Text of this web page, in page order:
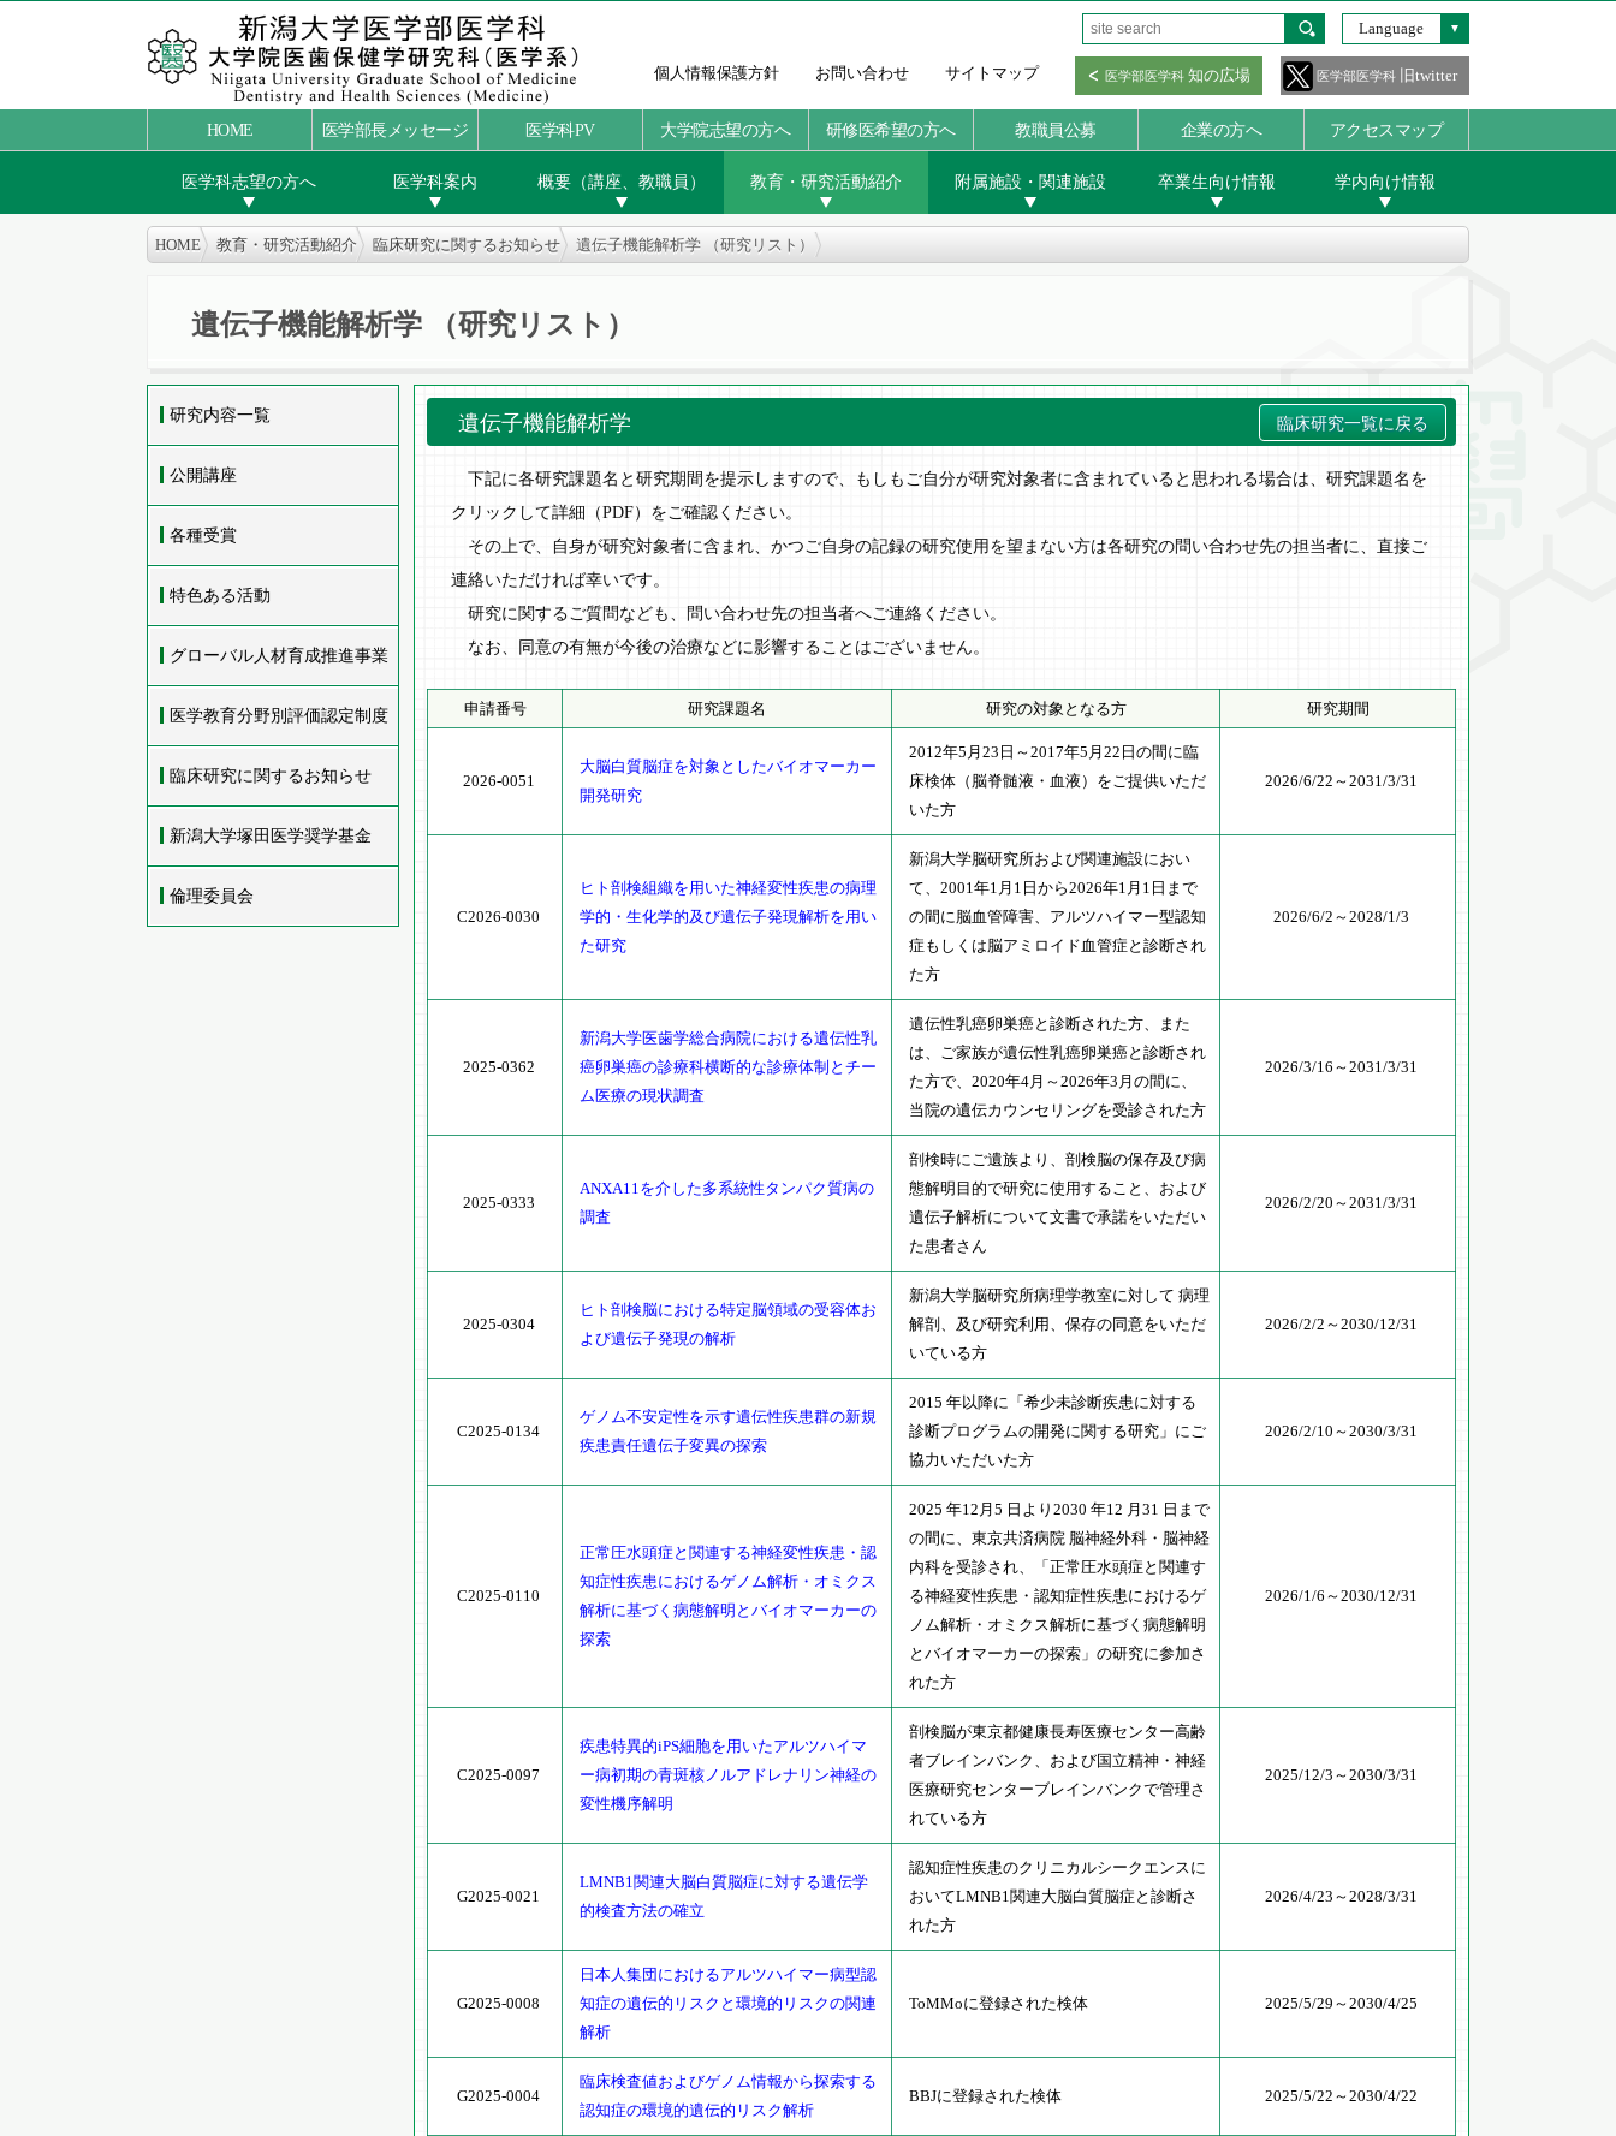
個人情報保護方針 お問い合わせ サイトマップ 医学部医学科 知の広場 医学部医学科 旧twitter
Language
HOME 医学部長メッセージ 医学科PV 大学院志望の方へ 研修医希望の方へ 教職員公募 企業の方へ アクセスマップ
医学科志望の方へ 医学科案内 概要（講座、教職員） 教育・研究活動紹介 附属施設・関連施設 卒業生向け情報 学内向け情報
HOME 教育・研究活動紹介 臨床研究に関するお知らせ 遺伝子機能解析学 （研究リスト）
遺伝子機能解析学 （研究リスト）
研究内容一覧
公開講座
各種受賞
特色ある活動
グローバル人材育成推進事業
医学教育分野別評価認定制度
臨床研究に関するお知らせ
新潟大学塚田医学奨学基金
倫理委員会
遺伝子機能解析学 臨床研究一覧に戻る
下記に各研究課題名と研究期間を提示しますので、もしもご自分が研究対象者に含まれていると思われる場合は、研究課題名を
クリックして詳細（PDF）をご確認ください。
その上で、自身が研究対象者に含まれ、かつご自身の記録の研究使用を望まない方は各研究の問い合わせ先の担当者に、直接ご
連絡いただければ幸いです。
研究に関するご質問なども、問い合わせ先の担当者へご連絡ください。
なお、同意の有無が今後の治療などに影響することはございません。
申請番号 研究課題名 研究の対象となる方 研究期間
2026-0051
大脳白質脳症を対象としたバイオマーカー
開発研究
2012年5月23日～2017年5月22日の間に臨
床検体（脳脊髄液・血液）をご提供いただ
いた方
2026/6/22～2031/3/31
C2026-0030
ヒト剖検組織を用いた神経変性疾患の病理
学的・生化学的及び遺伝子発現解析を用い
た研究
新潟大学脳研究所および関連施設におい
て、2001年1月1日から2026年1月1日まで
の間に脳血管障害、アルツハイマー型認知
症もしくは脳アミロイド血管症と診断され
た方
2026/6/2～2028/1/3
2025-0362
新潟大学医歯学総合病院における遺伝性乳
癌卵巣癌の診療科横断的な診療体制とチー
ム医療の現状調査
遺伝性乳癌卵巣癌と診断された方、また
は、ご家族が遺伝性乳癌卵巣癌と診断され
た方で、2020年4月～2026年3月の間に、
当院の遺伝カウンセリングを受診された方
2026/3/16～2031/3/31
2025-0333
ANXA11を介した多系統性タンパク質病の
調査
剖検時にご遺族より、剖検脳の保存及び病
態解明目的で研究に使用すること、および
遺伝子解析について文書で承諾をいただい
た患者さん
2026/2/20～2031/3/31
2025-0304
ヒト剖検脳における特定脳領域の受容体お
よび遺伝子発現の解析
新潟大学脳研究所病理学教室に対して 病理
解剖、及び研究利用、保存の同意をいただ
いている方
2026/2/2～2030/12/31
C2025-0134
ゲノム不安定性を示す遺伝性疾患群の新規
疾患責任遺伝子変異の探索
2015 年以降に「希少未診断疾患に対する
診断プログラムの開発に関する研究」にご
協力いただいた方
2026/2/10～2030/3/31
C2025-0110
正常圧水頭症と関連する神経変性疾患・認
知症性疾患におけるゲノム解析・オミクス
解析に基づく病態解明とバイオマーカーの
探索
2025 年12月5 日より2030 年12 月31 日まで
の間に、東京共済病院 脳神経外科・脳神経
内科を受診され、「正常圧水頭症と関連す
る神経変性疾患・認知症性疾患におけるゲ
ノム解析・オミクス解析に基づく病態解明
とバイオマーカーの探索」の研究に参加さ
れた方
2026/1/6～2030/12/31
C2025-0097
疾患特異的iPS細胞を用いたアルツハイマ
ー病初期の青斑核ノルアドレナリン神経の
変性機序解明
剖検脳が東京都健康長寿医療センター高齢
者ブレインバンク、および国立精神・神経
医療研究センターブレインバンクで管理さ
れている方
2025/12/3～2030/3/31
G2025-0021
LMNB1関連大脳白質脳症に対する遺伝学
的検査方法の確立
認知症性疾患のクリニカルシークエンスに
おいてLMNB1関連大脳白質脳症と診断さ
れた方
2026/4/23～2028/3/31
G2025-0008
日本人集団におけるアルツハイマー病型認
知症の遺伝的リスクと環境的リスクの関連
解析
ToMMoに登録された検体 2025/5/29～2030/4/25
G2025-0004
臨床検査値およびゲノム情報から探索する
認知症の環境的遺伝的リスク解析
BBJに登録された検体 2025/5/22～2030/4/22